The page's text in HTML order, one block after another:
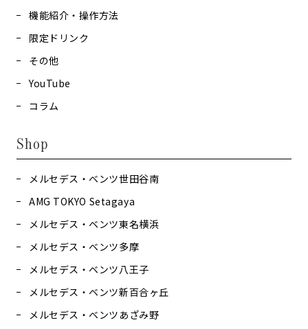
機能紹介・操作方法
限定ドリンク
その他
YouTube
コラム
Shop
メルセデス・ベンツ世田谷南
AMG TOKYO Setagaya
メルセデス・ベンツ東名横浜
メルセデス・ベンツ多摩
メルセデス・ベンツ八王子
メルセデス・ベンツ新百合ヶ丘
メルセデス・ベンツあざみ野